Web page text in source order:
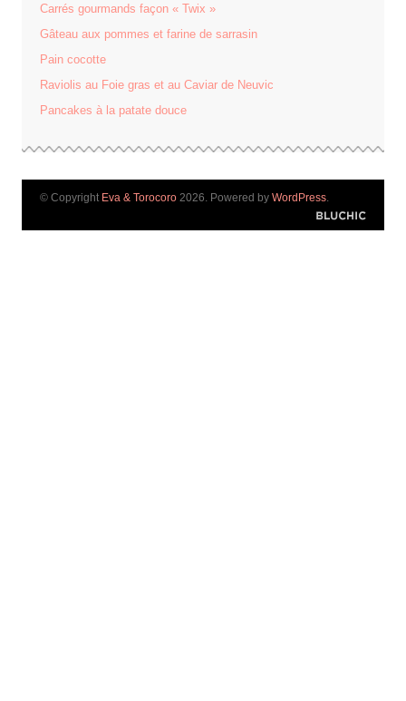
Carrés gourmands façon « Twix »
Gâteau aux pommes et farine de sarrasin
Pain cocotte
Raviolis au Foie gras et au Caviar de Neuvic
Pancakes à la patate douce
© Copyright Eva & Torocoro 2026. Powered by WordPress